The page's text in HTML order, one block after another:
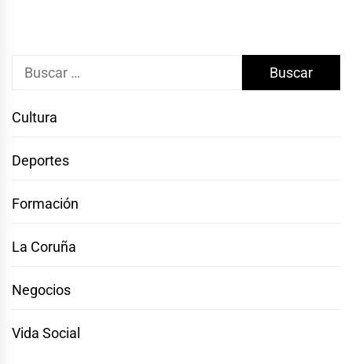
Buscar:
Cultura
Deportes
Formación
La Coruña
Negocios
Vida Social